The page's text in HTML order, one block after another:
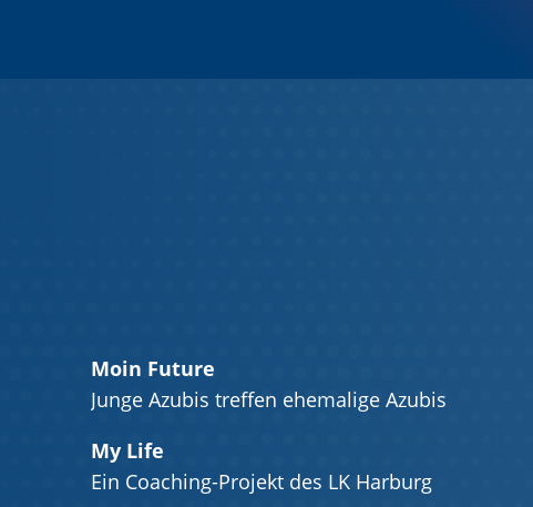
Moin Future
Junge Azubis treffen ehemalige Azubis
My Life
Ein Coaching-Projekt des LK Harburg